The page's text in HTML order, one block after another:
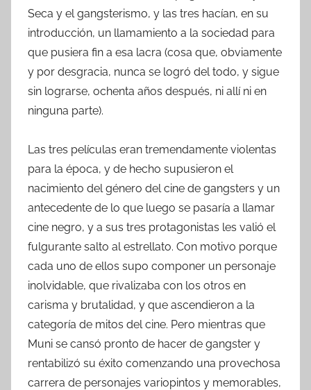
Seca y el gangsterismo, y las tres hacían, en su
introducción, un llamamiento a la sociedad para
que pusiera fin a esa lacra (cosa que, obviamente
y por desgracia, nunca se logró del todo, y sigue
sin lograrse, ochenta años después, ni allí ni en
ninguna parte).
Las tres películas eran tremendamente violentas
para la época, y de hecho supusieron el
nacimiento del género del cine de gangsters y un
antecedente de lo que luego se pasaría a llamar
cine negro, y a sus tres protagonistas les valió el
fulgurante salto al estrellato. Con motivo porque
cada uno de ellos supo componer un personaje
inolvidable, que rivalizaba con los otros en
carisma y brutalidad, y que ascendieron a la
categoría de mitos del cine. Pero mientras que
Muni se cansó pronto de hacer de gangster y
rentabilizó su éxito comenzando una provechosa
carrera de personajes variopintos y memorables,